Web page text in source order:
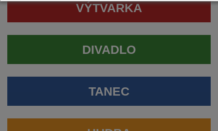
VÝTVARKA
DIVADLO
TANEC